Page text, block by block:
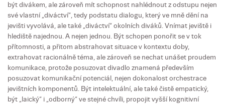
být divákem, ale zároveň mít schopnost nahlédnout z odstupu nejen
své vlastní „diváctví“, tedy podstatu dialogu, který ve mně dění na
jevišti vyvolává, ale také „diváctví“ okolních diváků. Vnímat jeviště i
hlediště najednou. A nejen jednou. Být schopen ponořit se v tok
přítomnosti, a přitom abstrahovat situace v kontextu doby,
extrahovat racionálně téma, ale zároveň se nechat unášet proudem
komunikace, protože posuzovat divadlo znamená především
posuzovat komunikační potenciál, nejen dokonalost orchestrace
jevištních komponentů. Být intelektuální, ale také čistě empatický,
být „laický“ i „odborný“ ve stejné chvíli, propojit vyšší kognitivní